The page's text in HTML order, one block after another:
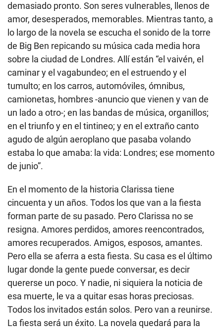
demasiado pronto. Son seres vulnerables, llenos de
amor, desesperados, memorables. Mientras tanto, a
lo largo de la novela se escucha el sonido de la torre
de Big Ben repicando su música cada media hora
sobre la ciudad de Londres. Allí están “el vaivén, el
caminar y el vagabundeo; en el estruendo y el
tumulto; en los carros, automóviles, ómnibus,
camionetas, hombres -anuncio que vienen y van de
un lado a otro-; en las bandas de música, organillos;
en el triunfo y en el tintineo; y en el extraño canto
agudo de algún aeroplano que pasaba volando
estaba lo que amaba: la vida: Londres; ese momento
de junio”.
En el momento de la historia Clarissa tiene
cincuenta y un años. Todos los que van a la fiesta
forman parte de su pasado. Pero Clarissa no se
resigna. Amores perdidos, amores reencontrados,
amores recuperados. Amigos, esposos, amantes.
Pero ella se aferra a esta fiesta. Su casa es el último
lugar donde la gente puede conversar, es decir
quererse un poco. Y nadie, ni siquiera la noticia de
esa muerte, le va a quitar esas horas preciosas.
Todos los invitados están solos. Pero van a reunirse.
La fiesta será un éxito. La novela quedará para la